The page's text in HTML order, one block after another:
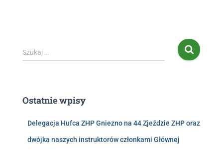
Szukaj …
Ostatnie wpisy
Delegacja Hufca ZHP Gniezno na 44 Zjeździe ZHP oraz
dwójka naszych instruktorów członkami Głównej